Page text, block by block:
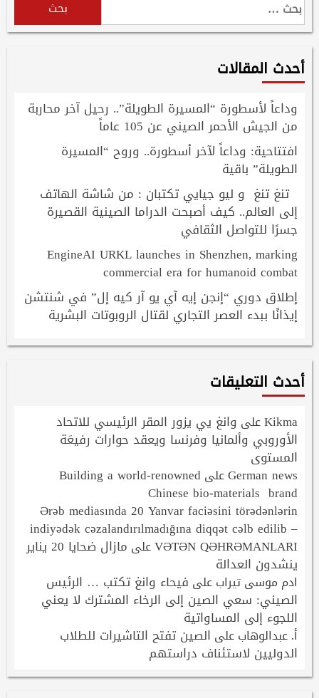
عن:
أحدث المقالات
وداعاً لأسطورة “المسيرة الطويلة”.. رحيل آخر محاربة
من الجيش الأحمر الصيني عن 105 عاماً
افتتاحية: وداعاً لآخر أسطورة.. وروح “المسيرة
الطويلة” باقية
تنغ تنغ و ليو جيايي تكتبان : من شاشة الهاتف
إلى العالم.. كيف أصبحت الدراما الصينية القصيرة
جسرًا للتواصل الثقافي
EngineAI URKL launches in Shenzhen, marking
commercial era for humanoid combat
إطلاق دوري “إنجن إيه آي يو آر كيه إل” في شنتشن
إيذانًا ببدء العصر التجاري لقتال الروبوتات البشرية
أحدث التعليقات
Kikmaعلى وانغ يي يزور المقر الرئيسي للاتحاد
الأوروبي وألمانيا وفرنسا ويعقد حوارات رفيعَة
المستوى
German newsعلى Building a world-renowned
Chinese bio-materials brand
Ərəb mediasında 20 Yanvar faciəsini törədənlərin
indiyədək cəzalandırılmadığına diqqət cəlb edilib –
VƏTƏN QƏHRƏMANLARIعلى مازال ضحايا 20 يناير
ينشدون العدالة
ادم موسى تيرابعلى فيحاء وانغ تكتب … الرئيس
الصيني: سعي الصين إلى الرخاء المشترك لا يعني
اللجوء إلى المساواتية
أ. عبدالوهابعلى الصين تفتح التاشيرات للطلاب
الدوليين لاستئناف دراستهم